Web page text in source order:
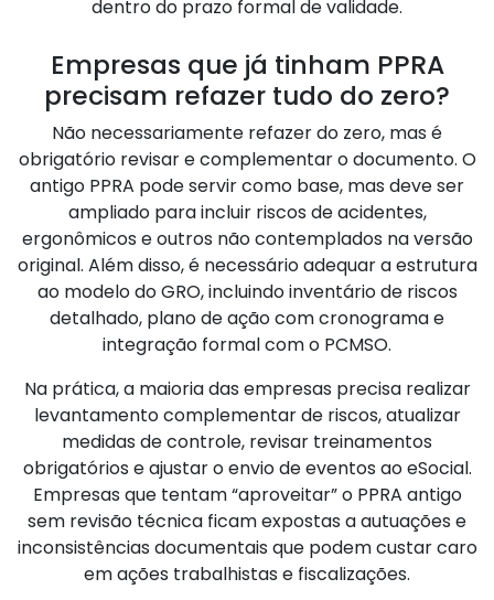
dentro do prazo formal de validade.
Empresas que já tinham PPRA
precisam refazer tudo do zero?
Não necessariamente refazer do zero, mas é
obrigatório revisar e complementar o documento. O
antigo PPRA pode servir como base, mas deve ser
ampliado para incluir riscos de acidentes,
ergonômicos e outros não contemplados na versão
original. Além disso, é necessário adequar a estrutura
ao modelo do GRO, incluindo inventário de riscos
detalhado, plano de ação com cronograma e
integração formal com o PCMSO.
Na prática, a maioria das empresas precisa realizar
levantamento complementar de riscos, atualizar
medidas de controle, revisar treinamentos
obrigatórios e ajustar o envio de eventos ao eSocial.
Empresas que tentam “aproveitar” o PPRA antigo
sem revisão técnica ficam expostas a autuações e
inconsistências documentais que podem custar caro
em ações trabalhistas e fiscalizações.